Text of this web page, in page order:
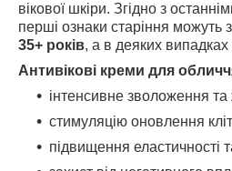
вікової шкіри. Згідно з
перші ознаки старіння можуть
35+ років, а в деяких випадках
Антивікові креми для
інтенсивне зволоження
стимуляцію оновлення
підвищення еластичності